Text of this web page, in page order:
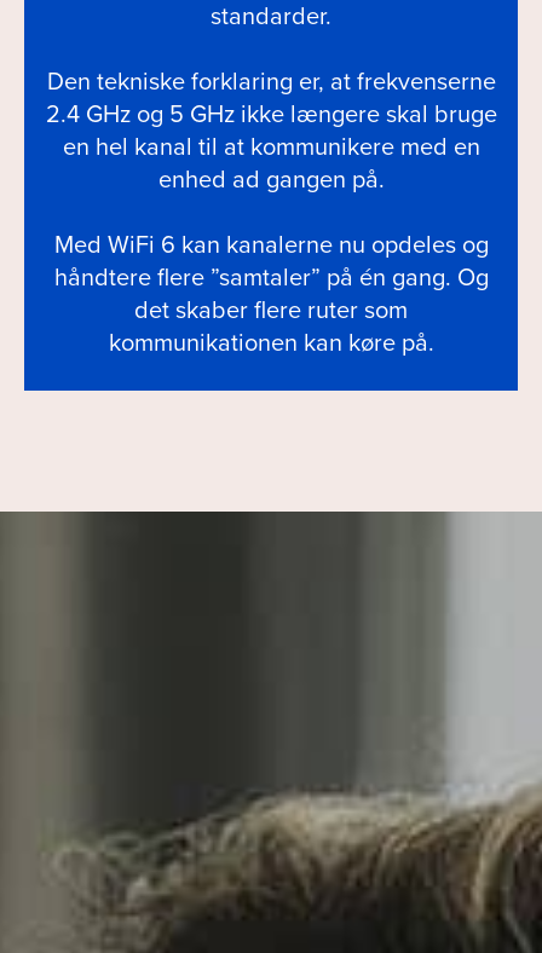
standarder.
Den tekniske forklaring er, at frekvenserne
2.4 GHz og 5 GHz ikke længere skal bruge
en hel kanal til at kommunikere med en
enhed ad gangen på.
Med WiFi 6 kan kanalerne nu opdeles og
håndtere flere ”samtaler” på én gang. Og
det skaber flere ruter som
kommunikationen kan køre på.